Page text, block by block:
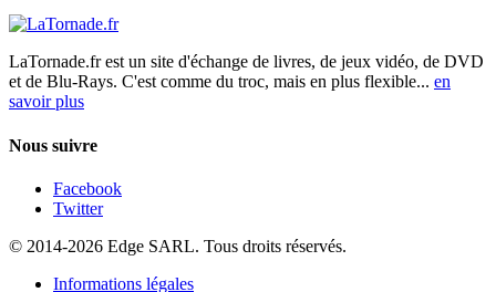
LaTornade.frest un site d'échange de livres, de jeux vidéo, de DVD
et de Blu-Rays. C'est comme du troc, mais en plus flexible... en
savoir plus
Nous suivre
Facebook
Twitter
© 2014-2026 Edge SARL. Tous droits réservés.
Informations légales